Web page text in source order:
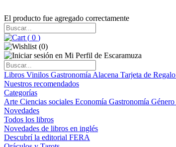
El producto fue agregado correctamente
( 0 )
(0)
Libros Vinilos Gastronomía Alacena Tarjeta de Regalo
Nuestros recomendados
Categorías
Arte Ciencias sociales Economía Gastronomía Género
Novedades
Todos los libros
Novedades de libros en inglés
Descubrí la editorial FERA